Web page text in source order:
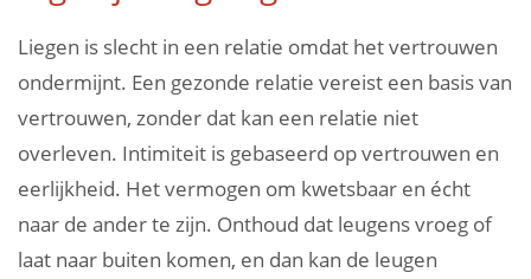
Liegen is slecht in een relatie omdat het vertrouwen
ondermijnt. Een gezonde relatie vereist een basis van
vertrouwen, zonder dat kan een relatie niet
overleven. Intimiteit is gebaseerd op vertrouwen en
eerlijkheid. Het vermogen om kwetsbaar en écht
naar de ander te zijn. Onthoud dat leugens vroeg of
laat naar buiten komen, en dan kan de leugen